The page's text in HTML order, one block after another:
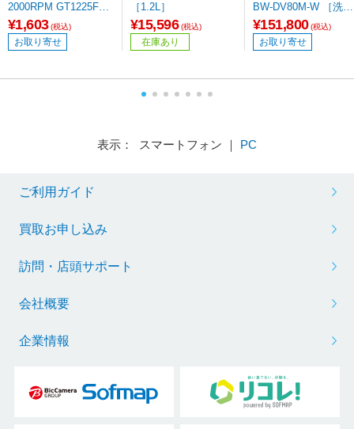
2000RPM GT1225FD2
0-P [120mm /2000RP
M]
¥1,603 (税込)
お取り寄せ
［1.2L］
¥15,596 (税込)
在庫あり
BW-DV80M-W ［洗濯
8.0kg /乾燥4.5kg /上
き /ヒーター乾燥(水
冷・除湿タイプ)］
¥151,800 (税込)
お取り寄せ
表示： スマートフォン ｜ PC
ご利用ガイド
買取お申し込み
訪問・店頭サポート
会社概要
企業情報